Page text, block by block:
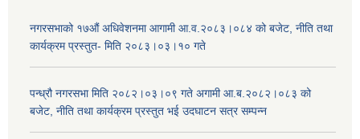
नगरसभाको १७औं अधिवेशनमा आगामी आ.व.२०८३।०८४ को बजेट, नीति तथा
कार्यक्रम प्रस्तुत- मिति २०८३।०३।१० गते
पन्ध्रौ नगरसभा मिति २०८२।०३।०९ गते अगामी आ.ब.२०८२।०८३ को
बजेट, नीति तथा कार्यक्रम प्रस्तुत भई उदघाटन सत्र सम्पन्न